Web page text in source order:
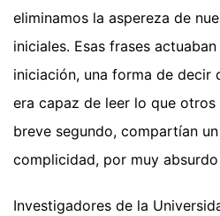
eliminamos la aspereza de
iniciales. Esas frases
iniciación, una forma de decir
era capaz de leer lo que
breve segundo, compartían
complicidad, por muy
Investigadores de la